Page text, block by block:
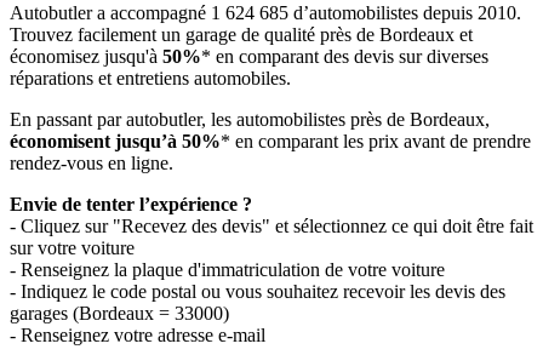
Autobutler a accompagné 1 624 685 d’automobilistes depuis 2010.
Trouvez facilement un garage de qualité près de Bordeaux et
économisez jusqu'à 50%* en comparant des devis sur diverses
réparations et entretiens automobiles.
En passant par autobutler, les automobilistes près de Bordeaux,
économisent jusqu’à 50%* en comparant les prix avant de prendre
rendez-vous en ligne.
Envie de tenter l’expérience ?
- Cliquez sur "Recevez des devis" et sélectionnez ce qui doit être fait
sur votre voiture
- Renseignez la plaque d'immatriculation de votre voiture
- Indiquez le code postal ou vous souhaitez recevoir les devis des
garages (Bordeaux = 33000)
- Renseignez votre adresse e-mail